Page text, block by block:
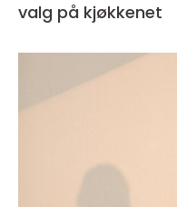
valg på kjøkkenet